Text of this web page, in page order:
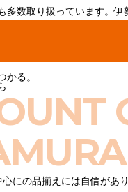
多数取り扱っています。
かる。
にの品揃えには自信があ